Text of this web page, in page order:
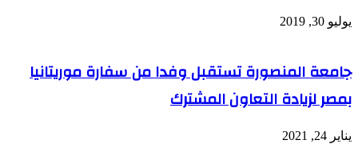
يوليو 30, 2019
جامعة المنصورة تستقبل وفدا من سفارة موريتانيا
بمصر لزيادة التعاون المشترك
يناير 24, 2021